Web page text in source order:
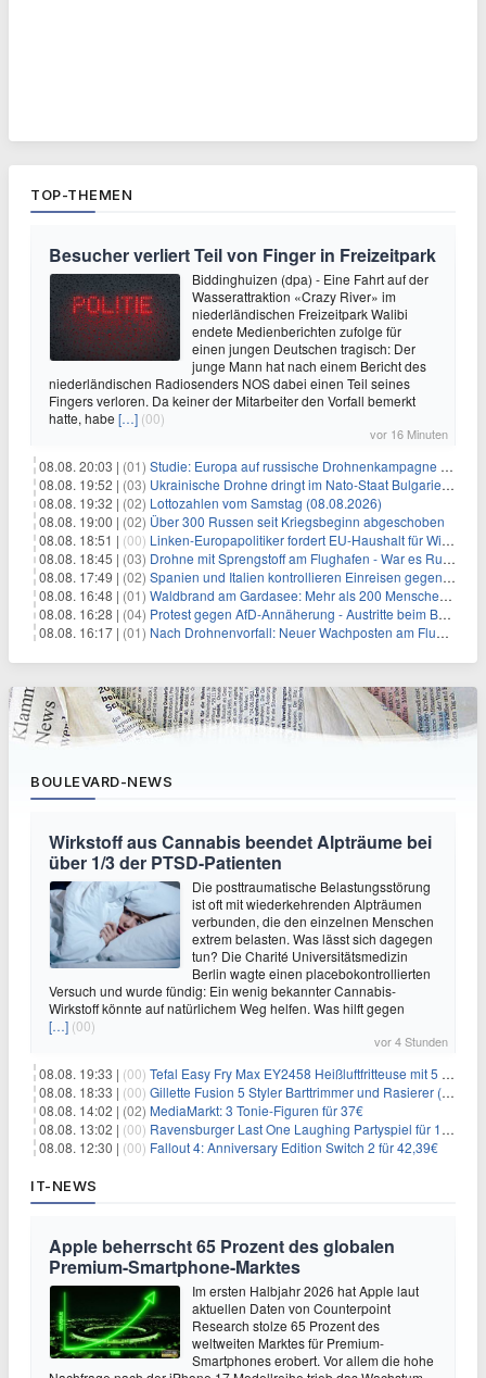
TOP-THEMEN
Besucher verliert Teil von Finger in Freizeitpark
Biddinghuizen (dpa) - Eine Fahrt auf der
Wasserattraktion «Crazy River» im
niederländischen Freizeitpark Walibi
endete Medienberichten zufolge für
einen jungen Deutschen tragisch: Der
junge Mann hat nach einem Bericht des
niederländischen Radiosenders NOS dabei einen Teil seines
Fingers verloren. Da keiner der Mitarbeiter den Vorfall bemerkt
hatte, habe […] (00)
vor 16 Minuten
08.08. 20:03 | (01) Studie: Europa auf russische Drohnenkampagne unzureichend vorbereitet
08.08. 19:52 | (03) Ukrainische Drohne dringt im Nato-Staat Bulgarien ein
08.08. 19:32 | (02) Lottozahlen vom Samstag (08.08.2026)
08.08. 19:00 | (02) Über 300 Russen seit Kriegsbeginn abgeschoben
08.08. 18:51 | (00) Linken-Europapolitiker fordert EU-Haushalt für Wirtschaftsumbau
08.08. 18:45 | (03) Drohne mit Sprengstoff am Flughafen - War es Russland?
08.08. 17:49 | (02) Spanien und Italien kontrollieren Einreisen gegenseitig
08.08. 16:48 | (01) Waldbrand am Gardasee: Mehr als 200 Menschen evakuiert
08.08. 16:28 | (04) Protest gegen AfD-Annäherung - Austritte beim BSW Sachsen-Anhalt
08.08. 16:17 | (01) Nach Drohnenvorfall: Neuer Wachposten am Flughafen
BOULEVARD-NEWS
Wirkstoff aus Cannabis beendet Alpträume bei
über 1/3 der PTSD-Patienten
Die posttraumatische Belastungsstörung
ist oft mit wiederkehrenden Alpträumen
verbunden, die den einzelnen Menschen
extrem belasten. Was lässt sich dagegen
tun? Die Charité Universitätsmedizin
Berlin wagte einen placebokontrollierten
Versuch und wurde fündig: Ein wenig bekannter Cannabis-
Wirkstoff könnte auf natürlichem Weg helfen. Was hilft gegen
[…] (00)
vor 4 Stunden
08.08. 19:33 | (00) Tefal Easy Fry Max EY2458 Heißluftfritteuse mit 5 Litern für 64,99€
08.08. 18:33 | (00) Gillette Fusion 5 Styler Barttrimmer und Rasierer (All in One) für 16€
08.08. 14:02 | (02) MediaMarkt: 3 Tonie-Figuren für 37€
08.08. 13:02 | (00) Ravensburger Last One Laughing Partyspiel für 14,04€
08.08. 12:30 | (00) Fallout 4: Anniversary Edition Switch 2 für 42,39€
IT-NEWS
Apple beherrscht 65 Prozent des globalen
Premium-Smartphone-Marktes
Im ersten Halbjahr 2026 hat Apple laut
aktuellen Daten von Counterpoint
Research stolze 65 Prozent des
weltweiten Marktes für Premium-
Smartphones erobert. Vor allem die hohe